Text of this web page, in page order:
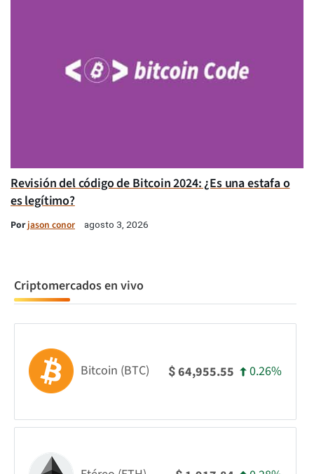
Revisión del código de Bitcoin 2024: ¿Es una estafa o
es legítimo?
Porjason conor agosto 3, 2026
Criptomercados en vivo
Bitcoin (BTC) $64,955.55 0.26%